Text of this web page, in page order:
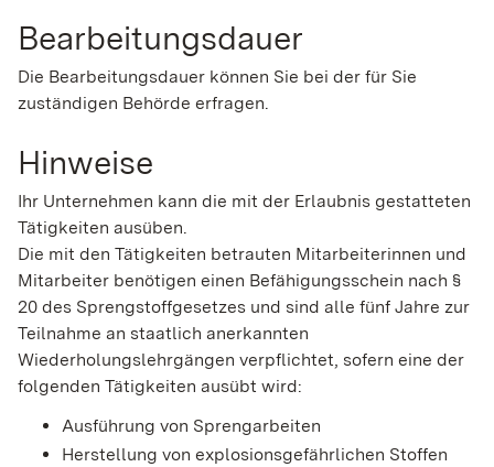
Bearbeitungsdauer
Die Bearbeitungsdauer können Sie bei der für Sie
zuständigen Behörde erfragen.
Hinweise
Ihr Unternehmen kann die mit der Erlaubnis gestatteten
Tätigkeiten ausüben.
Die mit den Tätigkeiten betrauten Mitarbeiterinnen und
Mitarbeiter benötigen einen Befähigungsschein nach §
20 des Sprengstoffgesetzes und sind alle fünf Jahre zur
Teilnahme an staatlich anerkannten
Wiederholungslehrgängen verpflichtet, sofern eine der
folgenden Tätigkeiten ausübt wird:
Ausführung von Sprengarbeiten
Herstellung von explosionsgefährlichen Stoffen